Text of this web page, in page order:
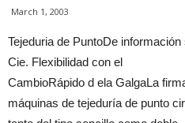
March 1, 2003
Tejeduria de PuntoDe
Cie. Flexibilidad con el
CambioRápido d ela GalgaLa
máquinas de tejeduría de punto